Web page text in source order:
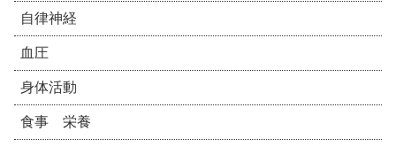
自律神経
血圧
身体活動
食事 栄養